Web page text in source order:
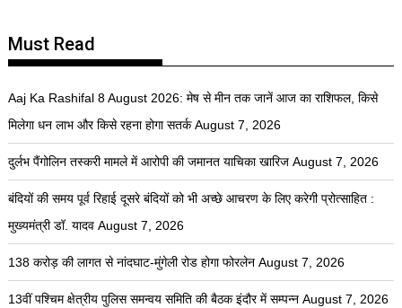
Must Read
Aaj Ka Rashifal 8 August 2026: मेष से मीन तक जानें आज का राशिफल, किसे
मिलेगा धन लाभ और किसे रहना होगा सतर्क August 7, 2026
दुर्लभ पैंगोलिन तस्करी मामले में आरोपी की जमानत याचिका खारिज August 7, 2026
बंदियों की समय पूर्व रिहाई दूसरे बंदियों को भी अच्छे आचरण के लिए करेगी प्रोत्साहित :
मुख्यमंत्री डॉ. यादव August 7, 2026
138 करोड़ की लागत से नांदघाट-मुंगेली रोड होगा फोरलेन August 7, 2026
13वीं पश्चिम क्षेत्रीय पुलिस समन्वय समिति की बैठक इंदौर में सम्पन्न August 7, 2026